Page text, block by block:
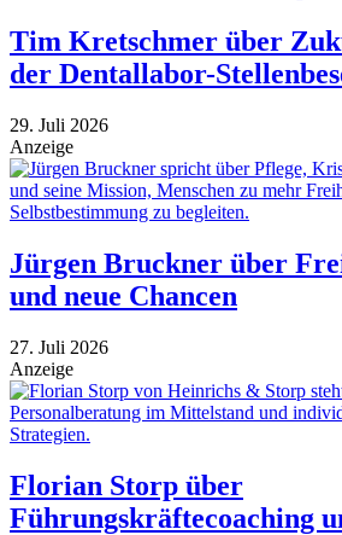
Tim Kretschmer über
der Dentallabor-
29. Juli 2026
Anzeige
Jürgen Bruckner über
und neue Chancen
27. Juli 2026
Anzeige
Florian Storp über
Führungskräftecoaching